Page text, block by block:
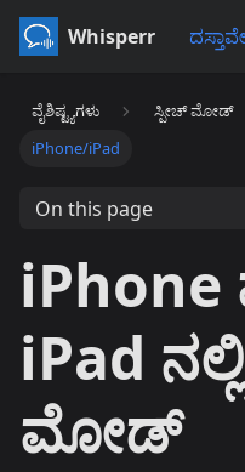
Whisperr
ವೈಶಿಷ್ಟ್ಯಗಳು
ಸ್ಪೀಚ್ ಮೋಡ್
iPhone/iPad
On this page
iPhone
iPad
ಮೋಡ್